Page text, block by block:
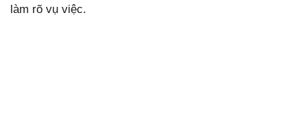
làm rõ vụ việc.